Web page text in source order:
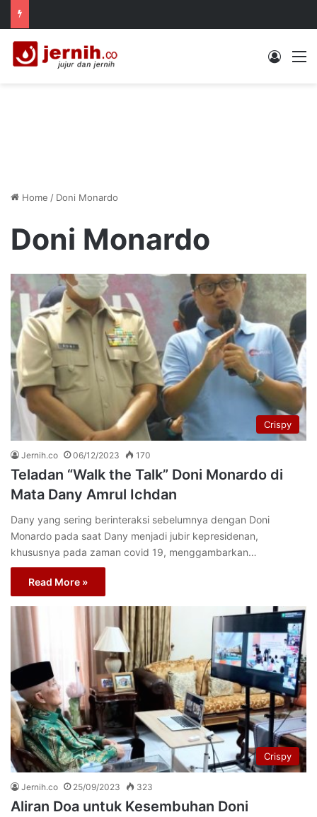
Log In
Home / Doni Monardo
Doni Monardo
Crispy
Jernih.co 06/12/2023 170
Teladan “Walk the Talk” Doni Monardo di
Mata Dany Amrul Ichdan
Dany yang sering berinteraksi sebelumnya dengan Doni
Monardo pada saat Dany menjadi jubir kepresidenan,
khususnya pada zaman covid 19, menggambarkan…
Read More »
Crispy
Jernih.co 25/09/2023 323
Aliran Doa untuk Kesembuhan Doni